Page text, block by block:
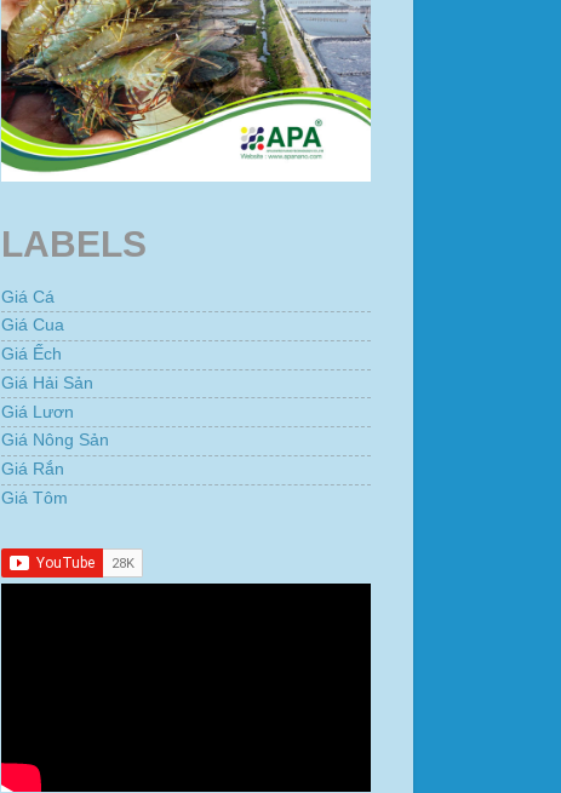
LABELS
Giá Cá
Giá Cua
Giá Ếch
Giá Hải Sản
Giá Lươn
Giá Nông Sản
Giá Rắn
Giá Tôm